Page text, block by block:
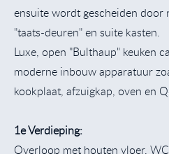
ensuite wordt gescheiden door
"taats-deuren" en suite kasten.
Luxe, open "Bulthaup" keuken
moderne inbouw apparatuur
kookplaat, afzuigkap, oven en
1e Verdieping:
Overloop met houten vloer,